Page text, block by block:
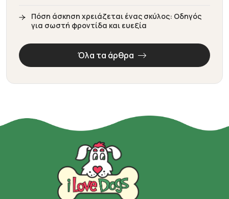
Πόση άσκηση χρειάζεται ένας σκύλος: Οδηγός
για σωστή φροντίδα και ευεξία
Όλα τα άρθρα